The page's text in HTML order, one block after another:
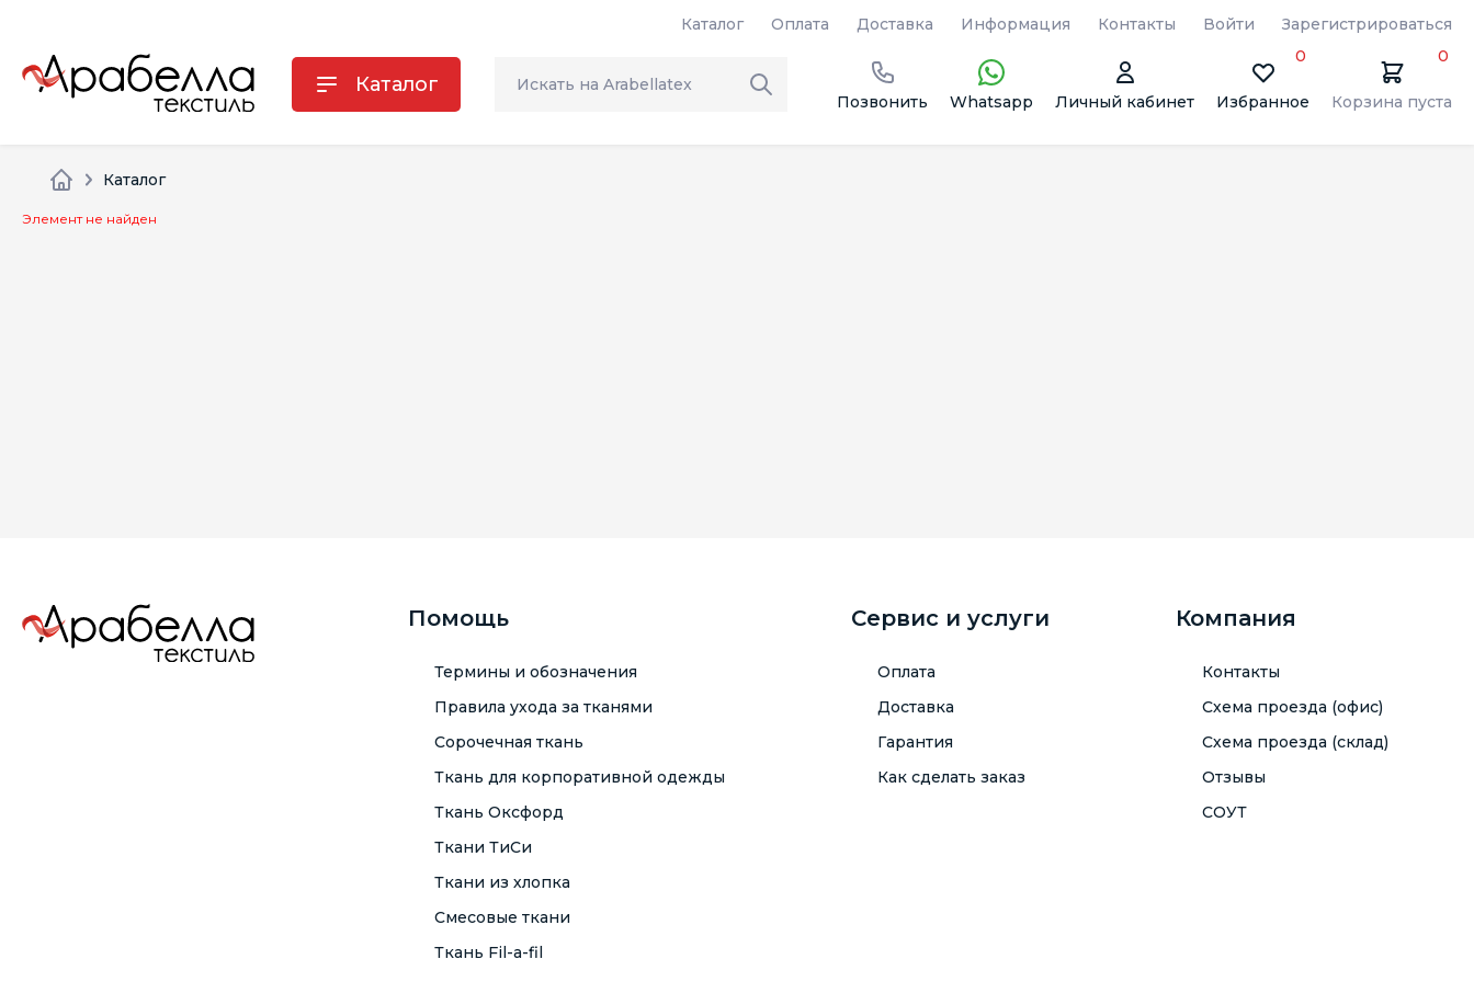
Каталог Оплата Доставка Информация Контакты Войти Зарегистрироваться
Каталог
Позвонить Whatsapp Личный кабинет Избранное
0
Корзина пуста
0
Каталог
Элемент не найден
Помощь
Термины и обозначения
Правила ухода за тканями
Сорочечная ткань
Ткань для корпоративной одежды
Ткань Оксфорд
Ткани ТиСи
Ткани из хлопка
Смесовые ткани
Ткань Fil-a-fil
Сервис и услуги
Оплата
Доставка
Гарантия
Как сделать заказ
Компания
Контакты
Схема проезда (офис)
Схема проезда (склад)
Отзывы
СОУТ